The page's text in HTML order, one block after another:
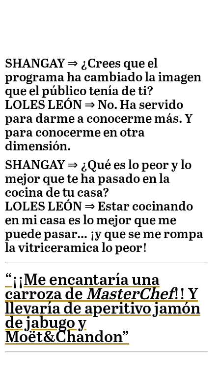
SHANGAY ⇒ ¿Crees que el
programa ha cambiado la imagen
que el público tenía de ti?
LOLES LEÓN ⇒ No. Ha servido
para darme a conocerme más. Y
para conocerme en otra
dimensión.
SHANGAY ⇒ ¿Qué es lo peor y lo
mejor que te ha pasado en la
cocina de tu casa?
LOLES LEÓN ⇒ Estar cocinando
en mi casa es lo mejor que me
puede pasar… ¡y que se me rompa
la vitriceramica lo peor!
“¡¡Me encantaría una
carroza de MasterChef!! Y
llevaría de aperitivo jamón
de jabugo y
Moët&Chandon”